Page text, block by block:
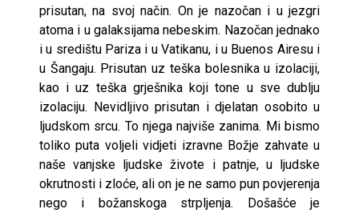
prisutan, na svoj način. On je nazočan i u jezgri
atoma i u galaksijama nebeskim. Nazočan jednako
i u središtu Pariza i u Vatikanu, i u Buenos Airesu i
u Šangaju. Prisutan uz teška bolesnika u izolaciji,
kao i uz teška grješnika koji tone u sve dublju
izolaciju. Nevidljivo prisutan i djelatan osobito u
ljudskom srcu. To njega najviše zanima. Mi bismo
toliko puta voljeli vidjeti izravne Božje zahvate u
naše vanjske ljudske živote i patnje, u ljudske
okrutnosti i zloće, ali on je ne samo pun povjerenja
nego i božanskoga strpljenja. Došašće je